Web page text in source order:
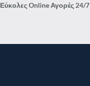
Εύκολες Online Αγορές 24/7